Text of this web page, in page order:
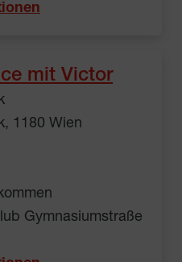
mit Victor
1180 Wien
Gymnasiumstraße